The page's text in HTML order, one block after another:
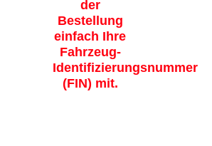
der
Bestellung
einfach Ihre
Fahrzeug-
Identifizierungsnummer
(FIN) mit.